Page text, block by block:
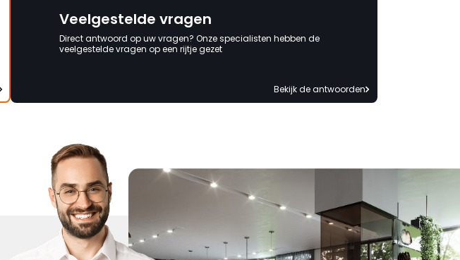
Veelgestelde vragen
Direct antwoord op uw vragen? Onze specialisten hebben de
veelgestelde vragen op een rijtje gezet
Bekijk de antwoorden